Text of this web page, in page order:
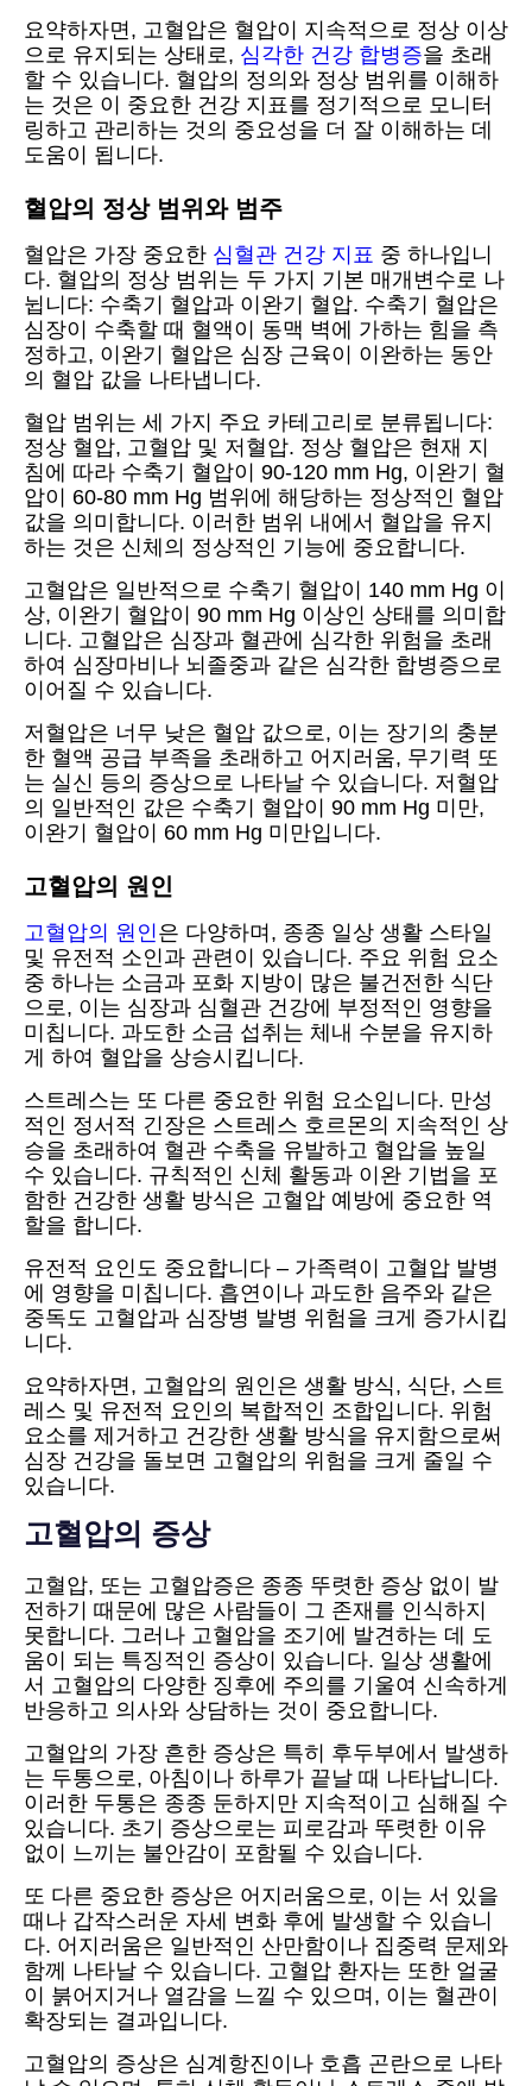
요약하자면, 고혈압은 혈압이 지속적으로 정상 이상
으로 유지되는 상태로, 심각한 건강 합병증을 초래
할 수 있습니다. 혈압의 정의와 정상 범위를 이해하
는 것은 이 중요한 건강 지표를 정기적으로 모니터
링하고 관리하는 것의 중요성을 더 잘 이해하는 데
도움이 됩니다.
혈압의 정상 범위와 범주
혈압은 가장 중요한 심혈관 건강 지표 중 하나입니
다. 혈압의 정상 범위는 두 가지 기본 매개변수로 나
뉩니다: 수축기 혈압과 이완기 혈압. 수축기 혈압은
심장이 수축할 때 혈액이 동맥 벽에 가하는 힘을 측
정하고, 이완기 혈압은 심장 근육이 이완하는 동안
의 혈압 값을 나타냅니다.
혈압 범위는 세 가지 주요 카테고리로 분류됩니다:
정상 혈압, 고혈압 및 저혈압. 정상 혈압은 현재 지
침에 따라 수축기 혈압이 90-120 mm Hg, 이완기 혈
압이 60-80 mm Hg 범위에 해당하는 정상적인 혈압
값을 의미합니다. 이러한 범위 내에서 혈압을 유지
하는 것은 신체의 정상적인 기능에 중요합니다.
고혈압은 일반적으로 수축기 혈압이 140 mm Hg 이
상, 이완기 혈압이 90 mm Hg 이상인 상태를 의미합
니다. 고혈압은 심장과 혈관에 심각한 위험을 초래
하여 심장마비나 뇌졸중과 같은 심각한 합병증으로
이어질 수 있습니다.
저혈압은 너무 낮은 혈압 값으로, 이는 장기의 충분
한 혈액 공급 부족을 초래하고 어지러움, 무기력 또
는 실신 등의 증상으로 나타날 수 있습니다. 저혈압
의 일반적인 값은 수축기 혈압이 90 mm Hg 미만,
이완기 혈압이 60 mm Hg 미만입니다.
고혈압의 원인
고혈압의 원인은 다양하며, 종종 일상 생활 스타일
및 유전적 소인과 관련이 있습니다. 주요 위험 요소
중 하나는 소금과 포화 지방이 많은 불건전한 식단
으로, 이는 심장과 심혈관 건강에 부정적인 영향을
미칩니다. 과도한 소금 섭취는 체내 수분을 유지하
게 하여 혈압을 상승시킵니다.
스트레스는 또 다른 중요한 위험 요소입니다. 만성
적인 정서적 긴장은 스트레스 호르몬의 지속적인 상
승을 초래하여 혈관 수축을 유발하고 혈압을 높일
수 있습니다. 규칙적인 신체 활동과 이완 기법을 포
함한 건강한 생활 방식은 고혈압 예방에 중요한 역
할을 합니다.
유전적 요인도 중요합니다 – 가족력이 고혈압 발병
에 영향을 미칩니다. 흡연이나 과도한 음주와 같은
중독도 고혈압과 심장병 발병 위험을 크게 증가시킵
니다.
요약하자면, 고혈압의 원인은 생활 방식, 식단, 스트
레스 및 유전적 요인의 복합적인 조합입니다. 위험
요소를 제거하고 건강한 생활 방식을 유지함으로써
심장 건강을 돌보면 고혈압의 위험을 크게 줄일 수
있습니다.
고혈압의 증상
고혈압, 또는 고혈압증은 종종 뚜렷한 증상 없이 발
전하기 때문에 많은 사람들이 그 존재를 인식하지
못합니다. 그러나 고혈압을 조기에 발견하는 데 도
움이 되는 특징적인 증상이 있습니다. 일상 생활에
서 고혈압의 다양한 징후에 주의를 기울여 신속하게
반응하고 의사와 상담하는 것이 중요합니다.
고혈압의 가장 흔한 증상은 특히 후두부에서 발생하
는 두통으로, 아침이나 하루가 끝날 때 나타납니다.
이러한 두통은 종종 둔하지만 지속적이고 심해질 수
있습니다. 초기 증상으로는 피로감과 뚜렷한 이유
없이 느끼는 불안감이 포함될 수 있습니다.
또 다른 중요한 증상은 어지러움으로, 이는 서 있을
때나 갑작스러운 자세 변화 후에 발생할 수 있습니
다. 어지러움은 일반적인 산만함이나 집중력 문제와
함께 나타날 수 있습니다. 고혈압 환자는 또한 얼굴
이 붉어지거나 열감을 느낄 수 있으며, 이는 혈관이
확장되는 결과입니다.
고혈압의 증상은 심계항진이나 호흡 곤란으로 나타